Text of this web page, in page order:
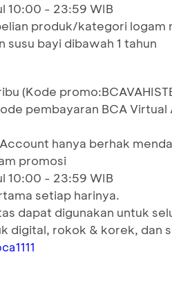
10:00 - 23:59 WIB
produk/kategori logam
bayi dibawah 1 tahun
(Kode
pembayaran BCA
Account hanya berhak
promosi
10:00 - 23:59 WIB
setiap harinya.
dapat digunakan untuk
digital, rokok & korek, dan